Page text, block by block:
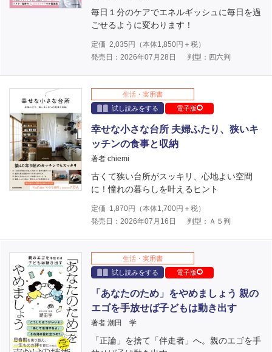
毎日１分のケアでエネルギッシュに毎日を過
ごせるように変わります！
定価 2,035 円（本体1,850円＋税）
発売日：2026年07月28日
判型：四六判
生活・実用書
試し読みをする
電子版
幸せな小さな台所 夫婦ふたり、狭いキ
ッチンの食事と収納
著者 chiemi
古くて狭い台所がスッキリ、心地よい空間
に！憧れの暮らしを叶えるヒント
定価 1,870円（本体1,700円＋税）
発売日：2026年07月16日
判型：Ａ５判
生活・実用書
試し読みをする
電子版
「あなたのため」をやめましょう 親の
エゴを手放せば子どもは動き出す
著者 潮田 学
「正論」を捨て「伴走者」へ。親のエゴを手